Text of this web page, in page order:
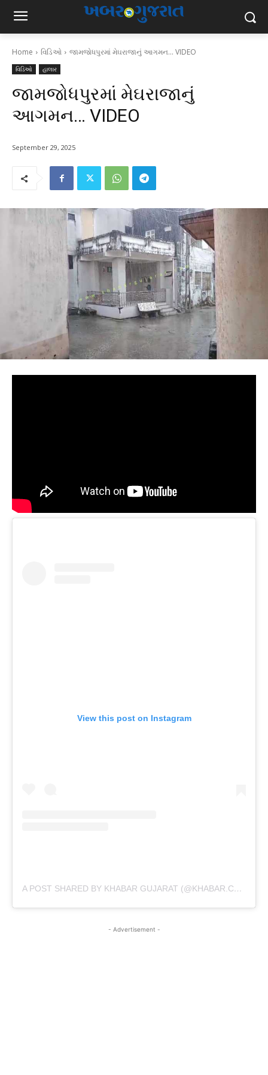
Home વિડિઓ જામજોધપુરમાં મેઘરાજાનું આગમન... VIDEO
વિડિઓ હાલાર
જામજોધપુરમાં મેઘરાજાનું
આગમન… VIDEO
September 29, 2025
View this post on Instagram
A POST SHARED BY KHABAR GUJARAT (@KHABAR.COMMUNICATION)
- Advertisement -